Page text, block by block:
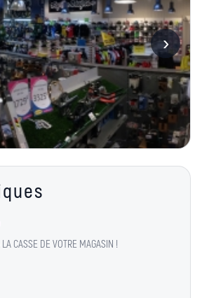
›
CASSE DE VOTRE MAGASIN !